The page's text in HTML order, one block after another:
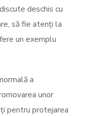
deschis cu
să fie atenți la
un exemplu
a
unor
pentru protejarea